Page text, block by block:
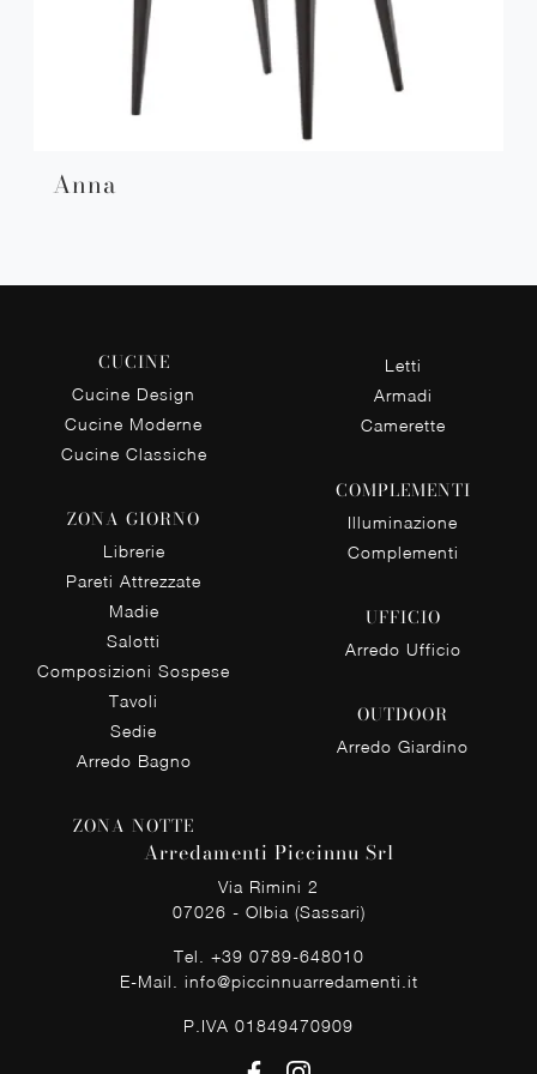
Anna
CUCINE
Cucine Design
Cucine Moderne
Cucine Classiche
ZONA GIORNO
Librerie
Pareti Attrezzate
Madie
Salotti
Composizioni Sospese
Tavoli
Sedie
Arredo Bagno
ZONA NOTTE
Letti
Armadi
Camerette
COMPLEMENTI
Illuminazione
Complementi
UFFICIO
Arredo Ufficio
OUTDOOR
Arredo Giardino
Arredamenti Piccinnu Srl
Via Rimini 2
07026 - Olbia (Sassari)
Tel. +39 0789-648010
E-Mail. info@piccinnuarredamenti.it
P.IVA 01849470909